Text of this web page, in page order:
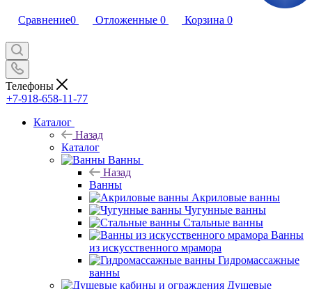
Сравнение0 Отложенные 0 Корзина 0
Телефоны
+7-918-658-11-77
Каталог
Назад
Каталог
Ванны
Назад
Ванны
Акриловые ванны
Чугунные ванны
Стальные ванны
Ванны
из искусственного мрамора
Гидромассажные
ванны
Душевые